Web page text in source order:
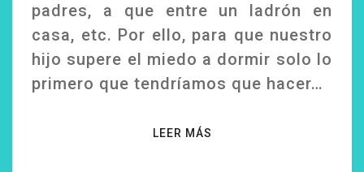
padres, a que entre un ladrón en
casa, etc. Por ello, para que nuestro
hijo supere el miedo a dormir solo lo
primero que tendríamos que hacer…
LEER MÁS